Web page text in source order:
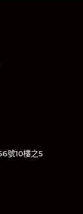
號10樓之5